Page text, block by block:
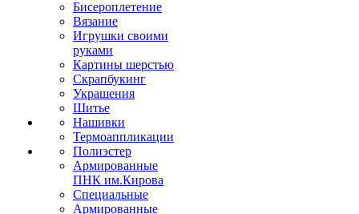
Бисероплетение
Вязание
Игрушки своими
руками
Картины шерстью
Скрапбукинг
Украшения
Шитье
Нашивки
Термоаппликации
Полиэстер
Армированные
ПНК им.Кирова
Специальные
Армированные